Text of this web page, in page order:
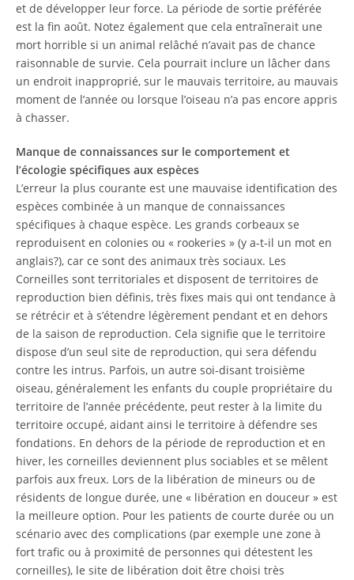
et de développer leur force. La période de sortie préférée
est la fin août. Notez également que cela entraînerait une
mort horrible si un animal relâché n’avait pas de chance
raisonnable de survie. Cela pourrait inclure un lâcher dans
un endroit inapproprié, sur le mauvais territoire, au mauvais
moment de l’année ou lorsque l’oiseau n’a pas encore appris
à chasser.
Manque de connaissances sur le comportement et
l’écologie spécifiques aux espèces
L’erreur la plus courante est une mauvaise identification des
espèces combinée à un manque de connaissances
spécifiques à chaque espèce. Les grands corbeaux se
reproduisent en colonies ou « rookeries » (y a-t-il un mot en
anglais?), car ce sont des animaux très sociaux. Les
Corneilles sont territoriales et disposent de territoires de
reproduction bien définis, très fixes mais qui ont tendance à
se rétrécir et à s’étendre légèrement pendant et en dehors
de la saison de reproduction. Cela signifie que le territoire
dispose d’un seul site de reproduction, qui sera défendu
contre les intrus. Parfois, un autre soi-disant troisième
oiseau, généralement les enfants du couple propriétaire du
territoire de l’année précédente, peut rester à la limite du
territoire occupé, aidant ainsi le territoire à défendre ses
fondations. En dehors de la période de reproduction et en
hiver, les corneilles deviennent plus sociables et se mêlent
parfois aux freux. Lors de la libération de mineurs ou de
résidents de longue durée, une « libération en douceur » est
la meilleure option. Pour les patients de courte durée ou un
scénario avec des complications (par exemple une zone à
fort trafic ou à proximité de personnes qui détestent les
corneilles), le site de libération doit être choisi très